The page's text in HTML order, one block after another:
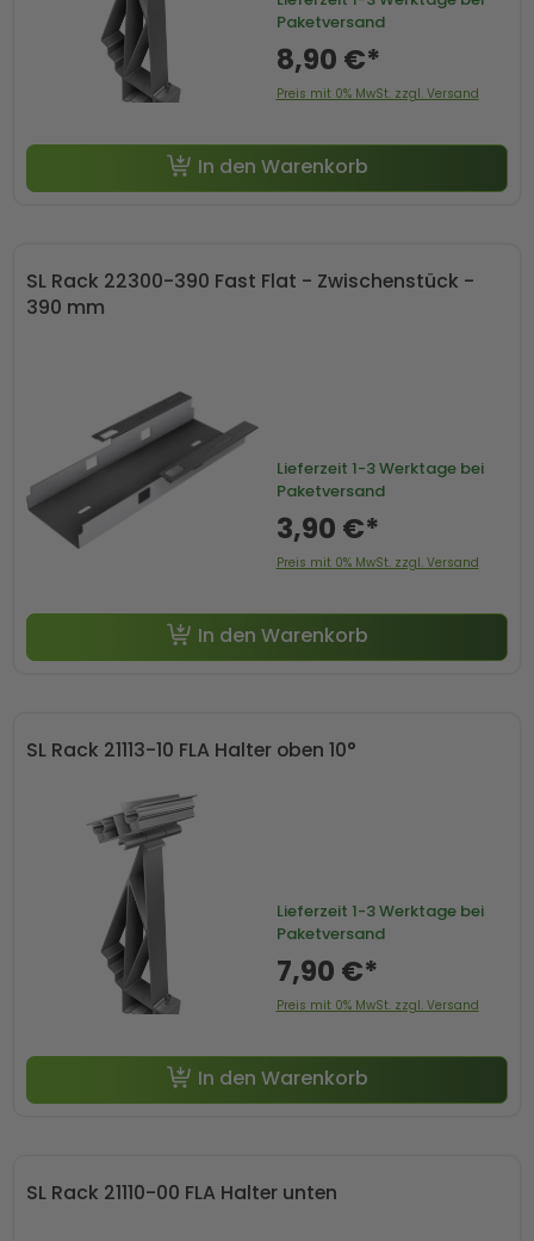
Paketversand
8,90 €*
Preis mit 0% MwSt. zzgl. Versand
In den Warenkorb
SL Rack 22300-390 Fast Flat - Zwischenstück -
390 mm
Lieferzeit 1-3 Werktage bei
Paketversand
3,90 €*
Preis mit 0% MwSt. zzgl. Versand
In den Warenkorb
SL Rack 21113-10 FLA Halter oben 10°
Lieferzeit 1-3 Werktage bei
Paketversand
7,90 €*
Preis mit 0% MwSt. zzgl. Versand
In den Warenkorb
SL Rack 21110-00 FLA Halter unten